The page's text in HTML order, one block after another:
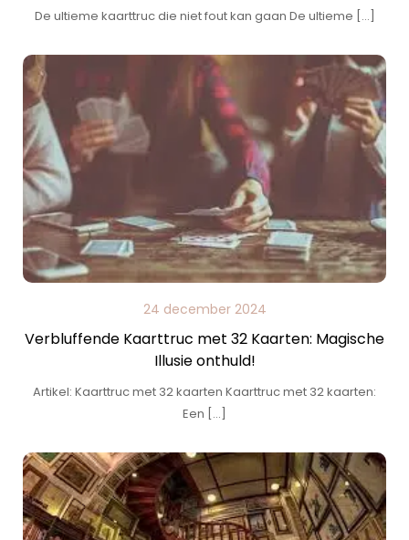
De ultieme kaarttruc die niet fout kan gaan De ultieme […]
24 december 2024
Verbluffende Kaarttruc met 32 Kaarten: Magische
Illusie onthuld!
Artikel: Kaarttruc met 32 kaarten Kaarttruc met 32 kaarten:
Een […]